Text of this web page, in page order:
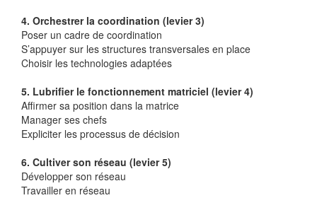
4. Orchestrer la coordination (levier 3)
Poser un cadre de coordination
S’appuyer sur les structures transversales en place
Choisir les technologies adaptées
5. Lubrifier le fonctionnement matriciel (levier 4)
Affirmer sa position dans la matrice
Manager ses chefs
Expliciter les processus de décision
6. Cultiver son réseau (levier 5)
Développer son réseau
Travailler en réseau